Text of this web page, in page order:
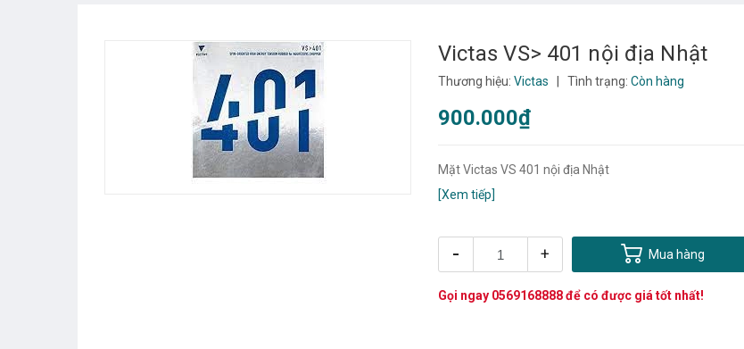
Victas VS> 401 nội địa Nhật
Thương hiệu: Victas Tình trạng: Còn hàng
900.000₫
Mặt Victas VS 401 nội địa Nhật
[Xem tiếp]
- + Mua hàng
Gọi ngay 0569168888để có được giá tốt nhất!